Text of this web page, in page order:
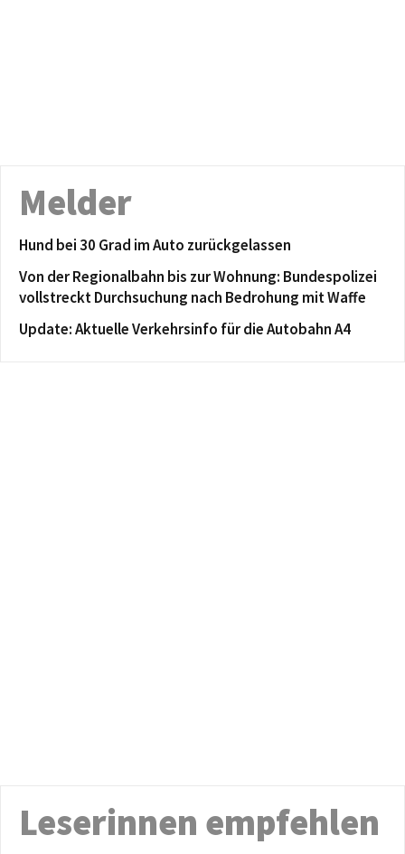
Melder
Hund bei 30 Grad im Auto zurückgelassen
Von der Regionalbahn bis zur Wohnung: Bundespolizei
vollstreckt Durchsuchung nach Bedrohung mit Waffe
Update: Aktuelle Verkehrsinfo für die Autobahn A4
Leserinnen empfehlen